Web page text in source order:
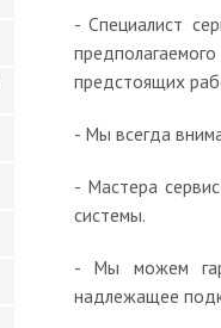
- Специалист
предстоящих
- Мы всегда
- Мастера
системы.
- Мы можем
надлежащее